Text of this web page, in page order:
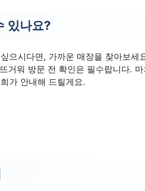
있나요?
으시다면, 가까운 매장을 찾아보세
거워 방문 전 확인은 필수랍니다.
가 안내해 드릴게요.